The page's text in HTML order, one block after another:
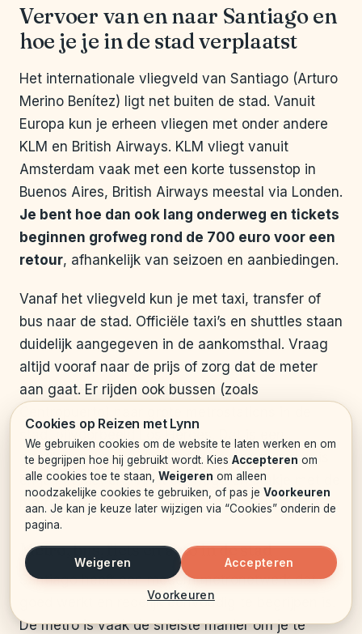
Vervoer van en naar Santiago en
hoe je je in de stad verplaatst
Het internationale vliegveld van Santiago (Arturo
Merino Benítez) ligt net buiten de stad. Vanuit
Europa kun je erheen vliegen met onder andere
KLM en British Airways. KLM vliegt vanuit
Amsterdam vaak met een korte tussenstop in
Buenos Aires, British Airways meestal via Londen.
Je bent hoe dan ook lang onderweg en tickets
beginnen grofweg rond de 700 euro voor een
retour, afhankelijk van seizoen en aanbiedingen.
Vanaf het vliegveld kun je met taxi, transfer of
bus naar de stad. Officiële taxi’s en shuttles staan
duidelijk aangegeven in de aankomsthal. Vraag
altijd vooraf naar de prijs of zorg dat de meter
aan gaat. Er rijden ook bussen (zoals
stad, bijvoorbeeld Los Héroes. Dat is een
goedkopere optie als je bagage niet te zwaar is
en je het niet erg vindt om nog een stukje met de
metro te gaan.
Metro, bus, fiets en auto in de stad
Santiago heeft een modern metronetwerk dat
goed werkt en redelijk eenvoudig te begrijpen is.
De metro is vaak de snelste manier om je te
Cookies op Reizen met Lynn
We gebruiken cookies om de website te laten werken en om
te begrijpen hoe hij gebruikt wordt. Kies Accepteren om
alle cookies toe te staan, Weigeren om alleen
noodzakelijke cookies te gebruiken, of pas je Voorkeuren
aan. Je kan je keuze later wijzigen via “Cookies” onderin de
pagina.
Weigeren
Voorkeuren
Accepteren